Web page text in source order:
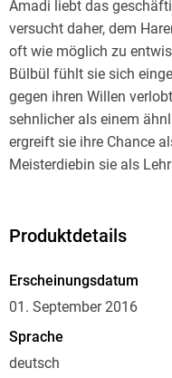
Amadi liebt das
versucht daher, dem
oft wie möglich zu
Bülbül fühlt sie sich
gegen ihren Willen
sehnlicher als einem
ergreift sie ihre Chance
Meisterdiebin sie als
schakalköpfigen
ist ein Geheimnis, das
überleben will. Und jetzt,
zu retten . . . und
Produktdetails
Erscheinungsdatum
01. September 2016
Sprache
deutsch